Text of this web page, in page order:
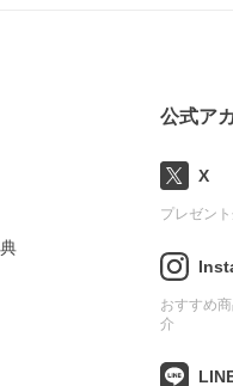
公式ア
X
プレゼン
おすすめ
介